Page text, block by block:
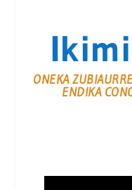
ONEKA
ENDIKA